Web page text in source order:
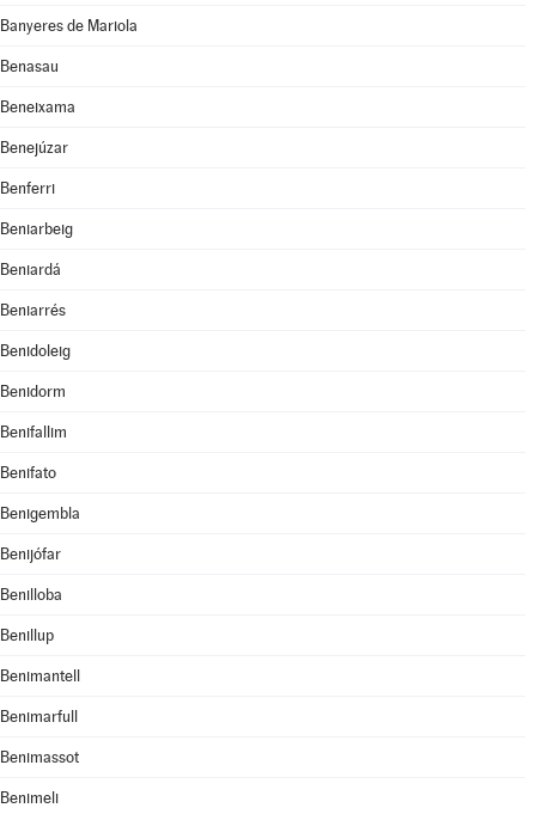
Banyeres de Mariola
Benasau
Beneixama
Benejúzar
Benferri
Beniarbeig
Beniardá
Beniarrés
Benidoleig
Benidorm
Benifallim
Benifato
Benigembla
Benijófar
Benilloba
Benillup
Benimantell
Benimarfull
Benimassot
Benimeli